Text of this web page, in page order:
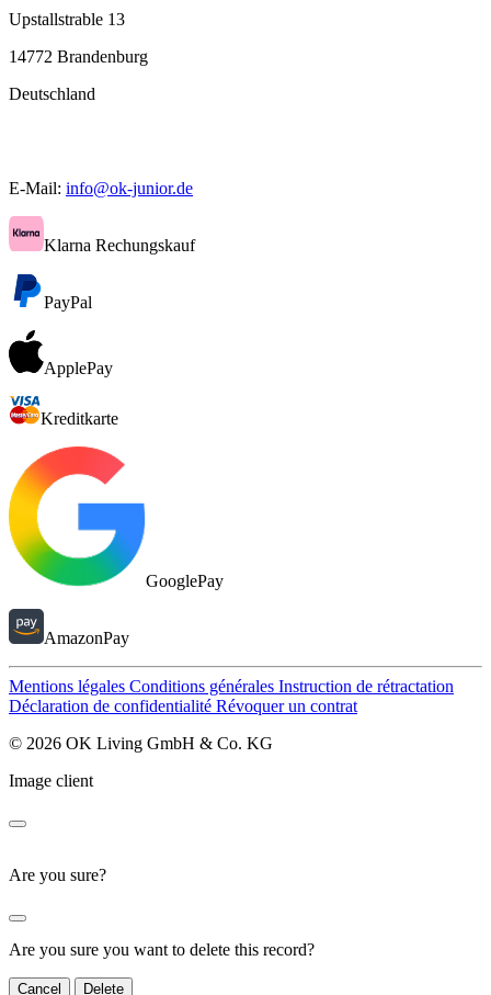
Upstallstrable 13
14772 Brandenburg
Deutschland
E-Mail: info@ok-junior.de
Klarna Rechungskauf
PayPal
ApplePay
Kreditkarte
GooglePay
AmazonPay
Mentions légales Conditions générales Instruction de rétractation
Déclaration de confidentialité Révoquer un contrat
© 2026 OK Living GmbH & Co. KG
Image client
Are you sure?
Are you sure you want to delete this record?
Cancel Delete